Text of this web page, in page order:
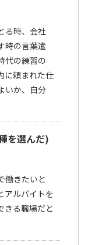
る時、会社
時の言葉遣
代の練習の
に頼まれた仕
いか、自分
を選んだ)
働きたいと
アルバイトを
きる職場だと